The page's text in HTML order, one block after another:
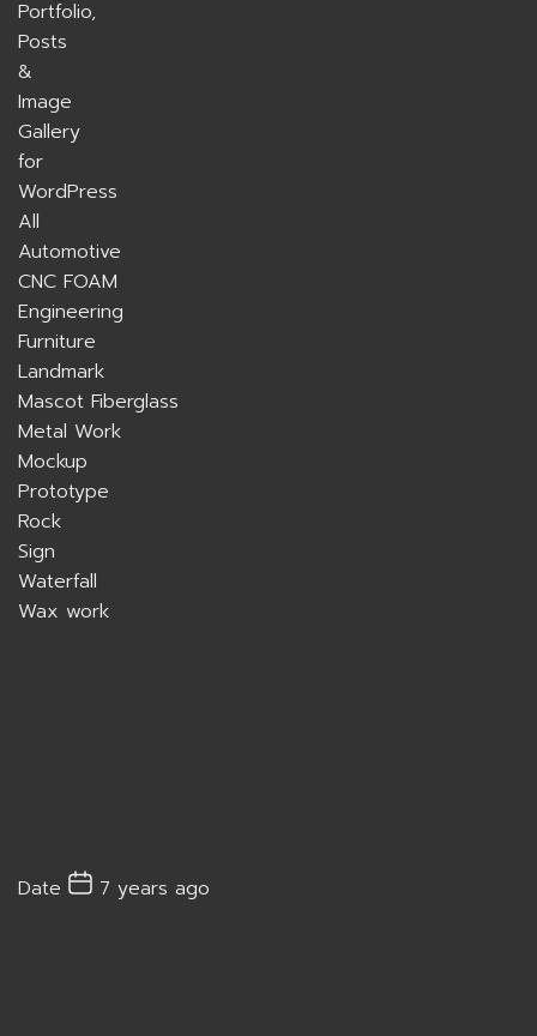
All
Automotive
CNC FOAM
Engineering
Furniture
Landmark
Mascot Fiberglass
Metal Work
Mockup
Prototype
Rock
Sign
Waterfall
Wax work
Date 7 years ago